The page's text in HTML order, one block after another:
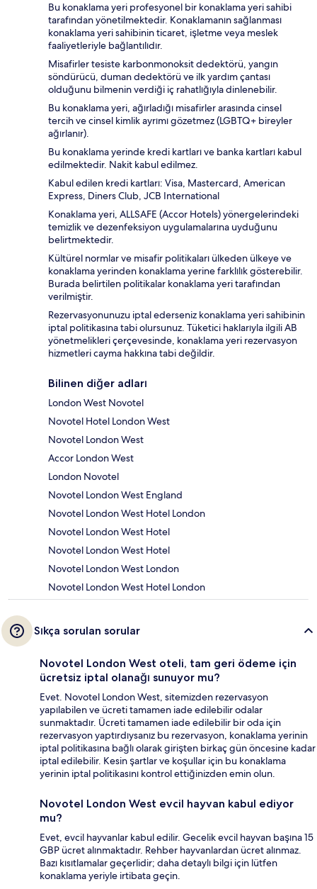
Bu konaklama yeri profesyonel bir konaklama yeri sahibi
tarafından yönetilmektedir. Konaklamanın sağlanması
konaklama yeri sahibinin ticaret, işletme veya meslek
faaliyetleriyle bağlantılıdır.
Misafirler tesiste karbonmonoksit dedektörü, yangın
söndürücü, duman dedektörü ve ilk yardım çantası
olduğunu bilmenin verdiği iç rahatlığıyla dinlenebilir.
Bu konaklama yeri, ağırladığı misafirler arasında cinsel
tercih ve cinsel kimlik ayrımı gözetmez (LGBTQ+ bireyler
ağırlanır).
Bu konaklama yerinde kredi kartları ve banka kartları kabul
edilmektedir. Nakit kabul edilmez.
Kabul edilen kredi kartları: Visa, Mastercard, American
Express, Diners Club, JCB International
Konaklama yeri, ALLSAFE (Accor Hotels) yönergelerindeki
temizlik ve dezenfeksiyon uygulamalarına uyduğunu
belirtmektedir.
Kültürel normlar ve misafir politikaları ülkeden ülkeye ve
konaklama yerinden konaklama yerine farklılık gösterebilir.
Burada belirtilen politikalar konaklama yeri tarafından
verilmiştir.
Rezervasyonunuzu iptal ederseniz konaklama yeri sahibinin
iptal politikasına tabi olursunuz. Tüketici haklarıyla ilgili AB
yönetmelikleri çerçevesinde, konaklama yeri rezervasyon
hizmetleri cayma hakkına tabi değildir.
Bilinen diğer adları
London West Novotel
Novotel Hotel London West
Novotel London West
Accor London West
London Novotel
Novotel London West England
Novotel London West Hotel London
Novotel London West Hotel
Novotel London West Hotel
Novotel London West London
Novotel London West Hotel London
Sıkça sorulan sorular
Novotel London West oteli, tam geri ödeme için
ücretsiz iptal olanağı sunuyor mu?
Evet. Novotel London West, sitemizden rezervasyon
yapılabilen ve ücreti tamamen iade edilebilir odalar
sunmaktadır. Ücreti tamamen iade edilebilir bir oda için
rezervasyon yaptırdıysanız bu rezervasyon, konaklama yerinin
iptal politikasına bağlı olarak girişten birkaç gün öncesine kadar
iptal edilebilir. Kesin şartlar ve koşullar için bu konaklama
yerinin iptal politikasını kontrol ettiğinizden emin olun.
Novotel London West evcil hayvan kabul ediyor
mu?
Evet, evcil hayvanlar kabul edilir. Gecelik evcil hayvan başına 15
GBP ücret alınmaktadır. Rehber hayvanlardan ücret alınmaz.
Bazı kısıtlamalar geçerlidir; daha detaylı bilgi için lütfen
konaklama yeriyle irtibata geçin.